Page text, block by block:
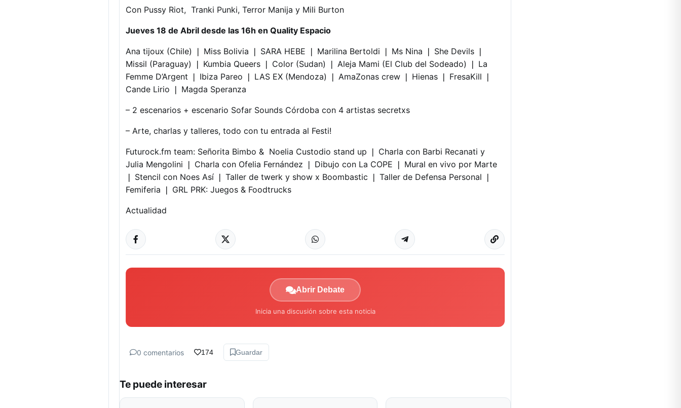
Con Pussy Riot, Tranki Punki, Terror Manija y Mili Burton
Jueves 18 de Abril desde las 16h en Quality Espacio​
Ana tijoux​ (Chile) ❘ Miss Bolivia​ ❘ SARA HEBE​ ❘ Marilina Bertoldi​ ❘ Ms Nina​ ❘ She Devils ❘
Missil​ (Paraguay) ❘ Kumbia Queers​ ❘ Color (Sudan) ❘ Aleja Mami (El Club del Sodeado) ❘ La
Femme D’Argent​ ❘ Ibiza Pareo​ ❘ LAS EX​ (Mendoza) ❘ AmaZonas crew​ ❘ Hienas​ ❘ FresaKill​ ❘
Cande Lirio​ ❘ Magda Speranza​
– 2 escenarios + escenario Sofar Sounds Córdoba​ con 4 artistas secretxs
– Arte, charlas y talleres, todo con tu entrada al Festi!
Futurock.fm​ team: Señorita Bimbo​ & Noelia Custodio​ stand up ❘ Charla con Barbi Recanati​ y
Julia Mengolini​ ❘ Charla con Ofelia Fernández​ ❘ Dibujo con La COPE​ ❘ Mural en vivo por Marte​
❘ Stencil con Noes Así ❘ Taller de twerk y show x Boombastic ❘ Taller de Defensa Personal ❘
Femiferia ❘ GRL PRK: Juegos & Foodtrucks
Actualidad
Abrir Debate
Inicia una discusión sobre esta noticia
0 comentarios 174 Guardar
Te puede interesar